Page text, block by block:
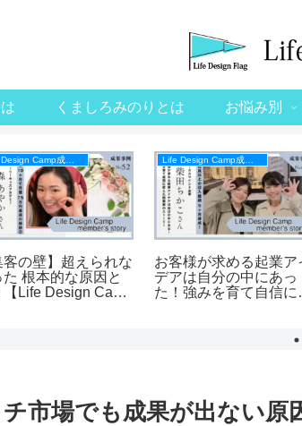
くましろみのりとは お悩み別
Life Design Camp成果事例
客の壁】超えられな
た 根本的な原因と
【Life Design Camp
Life Design Camp成果事例
お客様が求める起業ア
デアは自分の中にあっ
た！強みを育て自信に
市場でも成果が出ない原